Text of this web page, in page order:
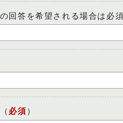
回答を希望される場合は必須
（ 必須 ）